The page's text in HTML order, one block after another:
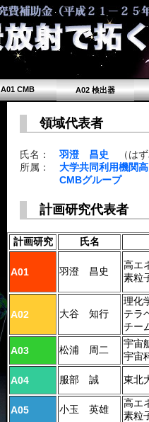
A01 CMB A02 検出器
領域代表者
氏名： 羽澄 昌史 （はず
所属： 大学共同利用機関
CMBグループ
計画研究代表者
計画研究 氏名
A01 羽澄 昌史
高エ
素粒
A02 大谷 知行
理化
テラ
チー
A03 松浦 周二
宇宙
宇宙
A04 服部 誠 東北
A05 小玉 英雄
高エ
素粒